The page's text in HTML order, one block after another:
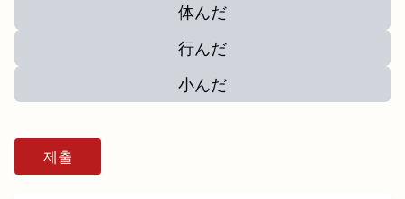
体んだ
行んだ
小んだ
제출